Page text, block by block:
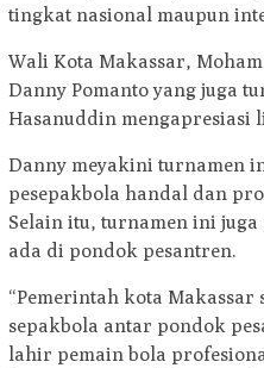
tingkat nasional maupun
Wali Kota Makassar,
Danny Pomanto yang juga
Hasanuddin mengapresiasi
Danny meyakini turnamen
pesepakbola handal dan
Selain itu, turnamen ini
ada di pondok pesantren.
“Pemerintah kota Makassar
sepakbola antar pondok
lahir pemain bola